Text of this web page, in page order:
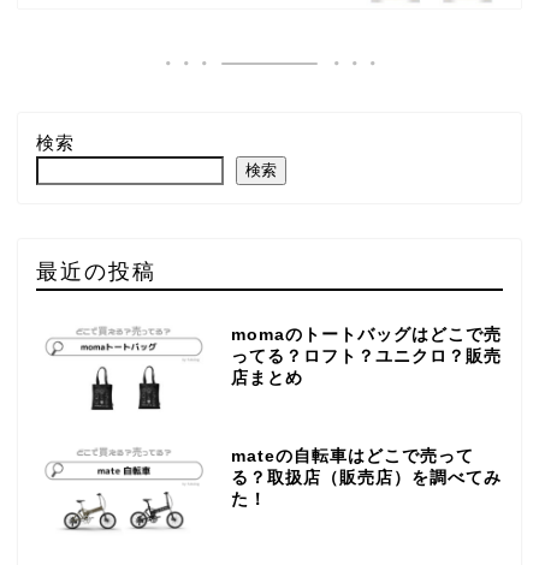
検索
検索
最近の投稿
momaのトートバッグはどこで売
ってる？ロフト？ユニクロ？販売
店まとめ
mateの自転車はどこで売って
る？取扱店（販売店）を調べてみ
た！